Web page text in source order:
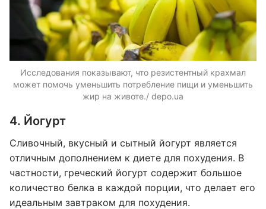
Исследования показывают, что резистентный крахмал
может помочь уменьшить потребление пищи и уменьшить
жир на животе./ depo.ua
4. Йогурт
Сливочный, вкусный и сытный йогурт является
отличным дополнением к диете для похудения. В
частности, греческий йогурт содержит большое
количество белка в каждой порции, что делает его
идеальным завтраком для похудения.